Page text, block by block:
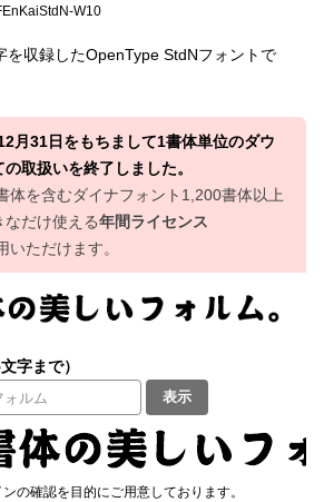
行書体
デザイン毛筆
すべてを表示
W10
を収録したOpenType StdNフォントで
月31日をもちまして1書体単位のダウ
取扱いを終了しました。
体を含むダイナフォント1,200書体以上
だけ使える年間ライセンス
いただけます。
字まで）
表示
の確認を目的にご用意しております。